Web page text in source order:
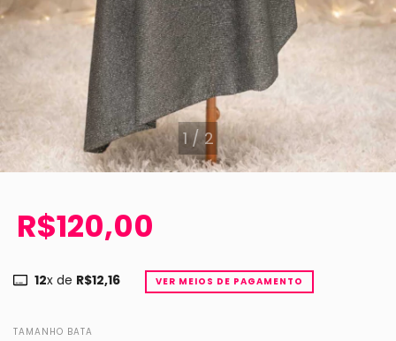
1/2
R$120,00
12x de R$12,16 VER MEIOS DE PAGAMENTO
TAMANHO BATA